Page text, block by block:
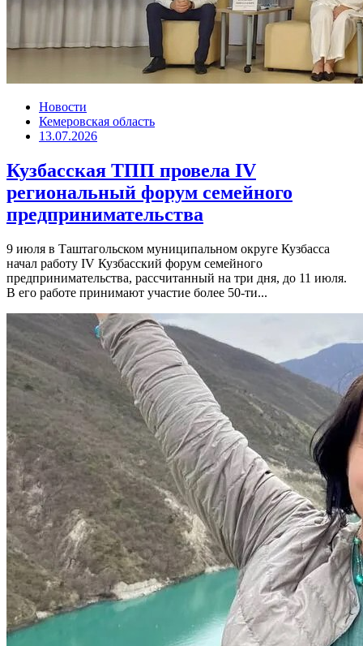
Новости
Кемеровская область
13.07.2026
Кузбасская ТПП провела IV
региональный форум семейного
предпринимательства
9 июля в Таштагольском муниципальном округе Кузбасса
начал работу IV Кузбасский форум семейного
предпринимательства, рассчитанный на три дня, до 11 июля.
В его работе принимают участие более 50-ти...